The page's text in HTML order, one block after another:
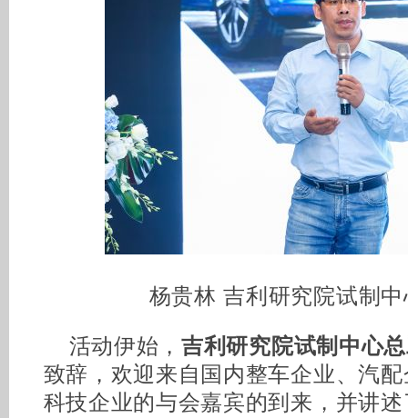
杨贵林 吉利研究院试制
活动伊始， 吉利研究院试制中心
致辞，欢迎来自国内整车企业、汽
科技企业的与会嘉宾的到来，并讲